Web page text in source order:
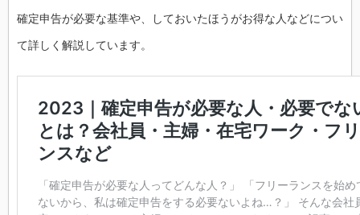
確定申告が必要な基準や、しておいたほうがお得な人などについ
て詳しく解説しています。